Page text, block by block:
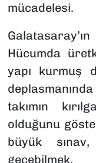
mücadelesi.
Hücumda
yapı kurmuş
takımın
olduğunu
büyük
geçebilmek.